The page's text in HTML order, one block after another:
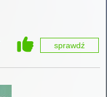
sprawdź